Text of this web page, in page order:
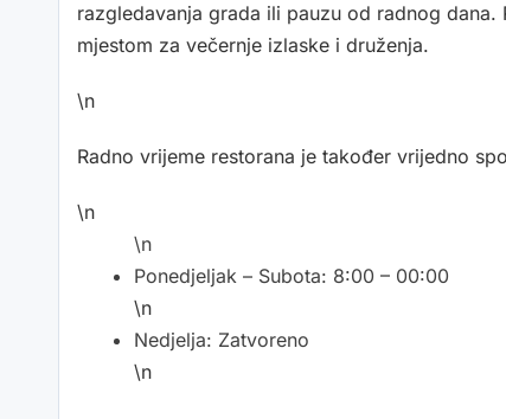
razgledavanja grada ili pauzu od radnog
mjestom za večernje izlaske i druženja.
\n
Radno vrijeme restorana je također vrijedno
\n
\n
Ponedjeljak – Subota: 8:00 – 00:00
\n
Nedjelja: Zatvoreno
\n